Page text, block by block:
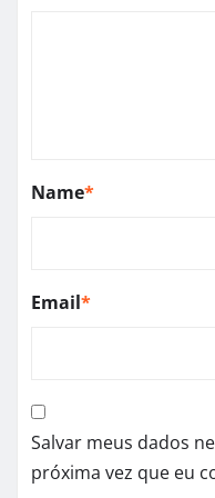
Name*
Email*
Salvar meus dados
próxima vez que eu